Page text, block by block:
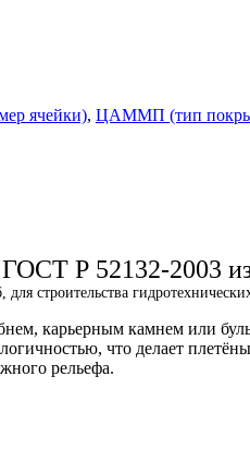
ячейки), ЦАММП (тип
Р 52132-2003 из
строительства
карьерным камнем или
что делает
рельефа.